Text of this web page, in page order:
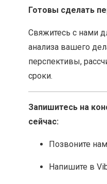
Готовы сделать
Свяжитесь с нами
анализа вашего
перспективы,
сроки.
Запишитесь на
сейчас:
Позвоните нам
Напишите в